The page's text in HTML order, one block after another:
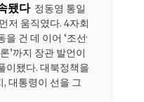
됐다 정동영 통일
저 움직였다. 4자회
건 데 이어 ‘조선·
’까지 장관 발언이
이됐다. 대북정책을
대통령이 선을 그